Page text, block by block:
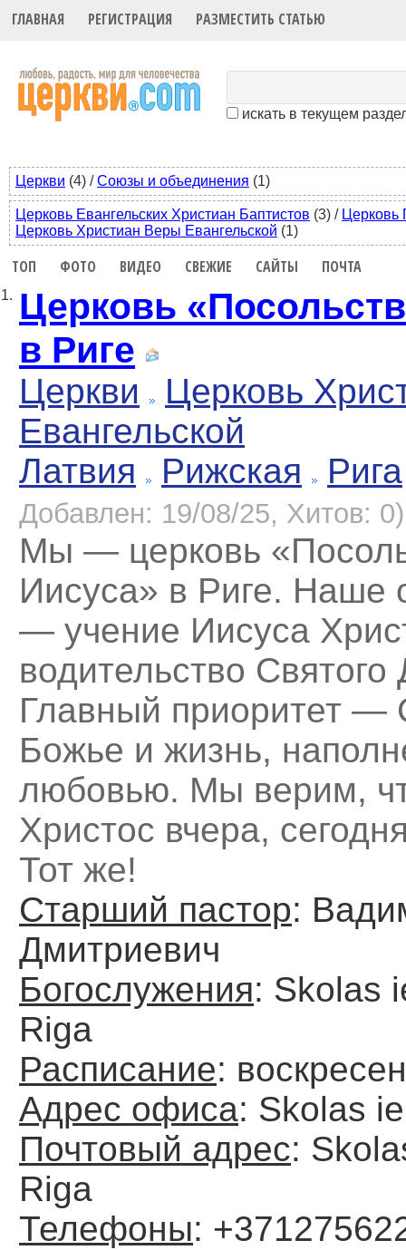
ГЛАВНАЯ РЕГИСТРАЦИЯ РАЗМЕСТИТЬ СТАТЬЮ
искать в текущем
Церкви (4) /Союзы и объединения (1)
Церковь Евангельских Христиан Баптистов (3) / Церковь
Церковь Христиан Веры Евангельской (1)
ТОП ФОТО ВИДЕО СВЕЖИЕ САЙТЫ ПОЧТА
1. Церковь
в Риге
Церкви
Церковь
Евангельской
Латвия
Рижская Рига
Добавлен: 19/08/25, Хитов: 0)
Мы — церковь
Иисуса» в Риге. Наше
— учение Иисуса
водительство Святого
Главный приоритет —
Божье и жизнь,
любовью. Мы верим,
Христос вчера,
Тот же!
Старший пастор:
Дмитриевич
Богослужения: Skolas
Riga
Расписание:
Адрес офиса: Skolas
Почтовый адрес:
Riga
Телефоны: